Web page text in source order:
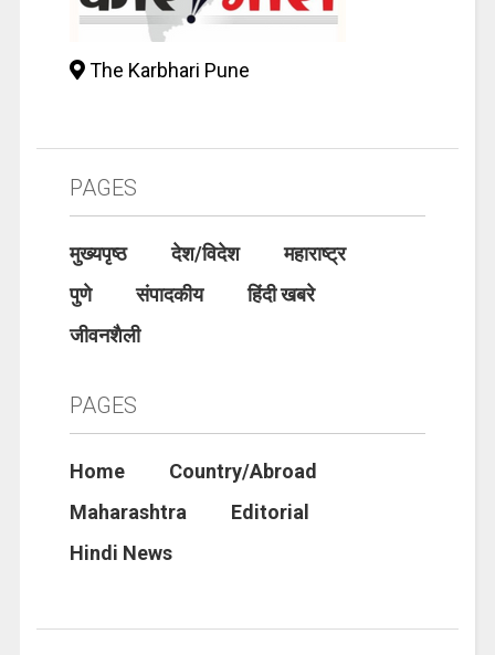
The Karbhari Pune
PAGES
मुख्यपृष्ठ देश/विदेश
महाराष्ट्र
पुणे
संपादकीय
हिंदी खबरे
जीवनशैली
PAGES
Home
Country/Abroad
Maharashtra
Editorial
Hindi News